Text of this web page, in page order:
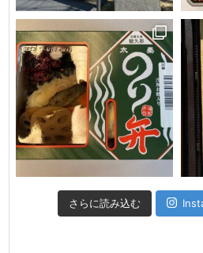
さらに読み込む